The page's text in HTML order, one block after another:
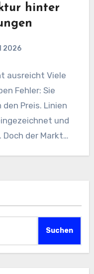
hinter
2026
ausreicht Viele
Fehler: Sie
Preis. Linien
und
der Markt
Suchen